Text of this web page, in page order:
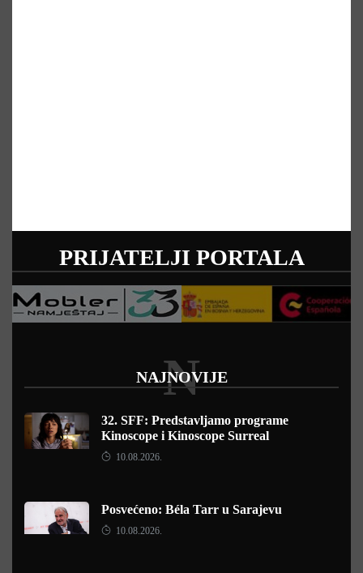
PRIJATELJI PORTALA
NAJNOVIJE
N
32. SFF: Predstavljamo programe
Kinoscope i Kinoscope Surreal
10.08.2026.
Posvećeno: Béla Tarr u Sarajevu
10.08.2026.